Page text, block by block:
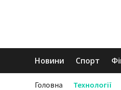
Новини Спорт
Головна Технології